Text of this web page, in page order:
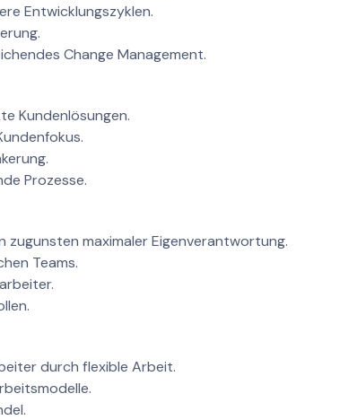
Entwicklungszyklen.
Change Management.
Kundenlösungen.
Prozesse.
maximaler Eigenverantwortung.
Teams.
durch flexible Arbeit.